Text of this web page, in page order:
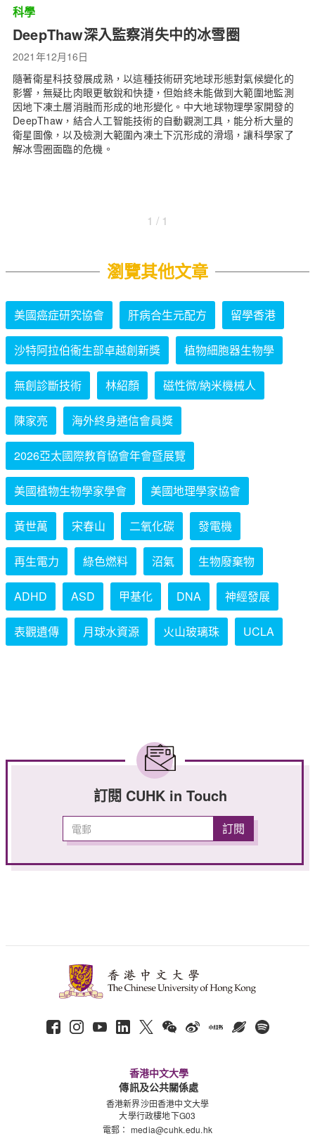
科學
DeepThaw深入監察消失中的冰雪圈
2021年12月16日
隨著衛星科技發展成熟，以這種技術研究地球形態對氣候變化的
影響，無疑比肉眼更敏銳和快捷，但始終未能做到大範圍地監測
因地下凍土層消融而形成的地形變化。中大地球物理學家開發的
DeepThaw，結合人工智能技術的自動觀測工具，能分析大量的
衛星圖像，以及檢測大範圍內凍土下沉形成的滑塌，讓科學家了
解冰雪圈面臨的危機。
1 / 1
瀏覽其他文章
美國癌症研究協會 肝病合生元配方 留學香港
沙特阿拉伯衞生部卓越創新獎 植物細胞器生物學
無創診斷技術 林紹顏 磁性微/納米機械人
陳家亮 海外終身通信會員獎
2026亞太國際教育協會年會暨展覽
美國植物生物學家學會 美國地理學家協會
黃世萬 宋春山 二氧化碳 發電機
再生電力 綠色燃料 沼氣 生物廢棄物
ADHD ASD 甲基化 DNA 神經發展
表觀遺傳 月球水資源 火山玻璃珠 UCLA
訂閱 CUHK in Touch
香港中文大學
傳訊及公共關係處
香港新界沙田香港中文大學
大學行政樓地下G03
電郵： media@cuhk.edu.hk